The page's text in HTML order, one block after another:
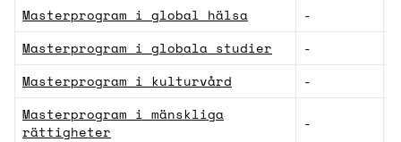
Masterprogram i global hälsa -
Masterprogram i globala studier
-
Masterprogram i kulturvård
-
Masterprogram i mänskliga
rättigheter
-